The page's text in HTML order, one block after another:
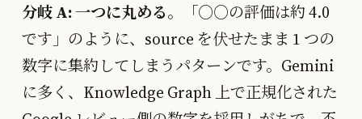
分岐 A: 一つに丸める。「○○の評価は約 4.0
です」のように、source を伏せたまま 1 つの
数字に集約してしまうパターンです。Gemini
に多く、Knowledge Graph 上で正規化された